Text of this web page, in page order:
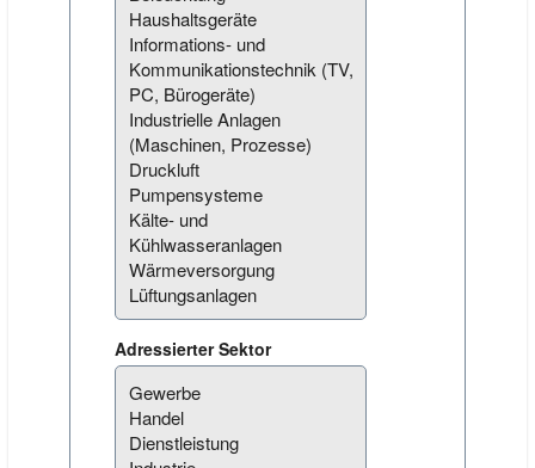
Adressierter Sektor